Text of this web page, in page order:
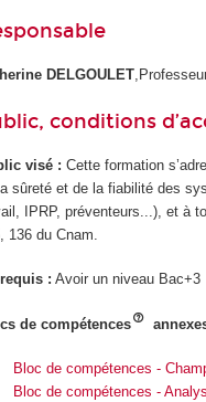
DELGOULET
conditions
visé : Cette formation
sûreté et de la fiabilité des
IPRP, préventeurs...), et à
136 du Cnam.
: Avoir un niveau Bac+3
de compétences
Bloc de compétences -
Bloc de compétences -